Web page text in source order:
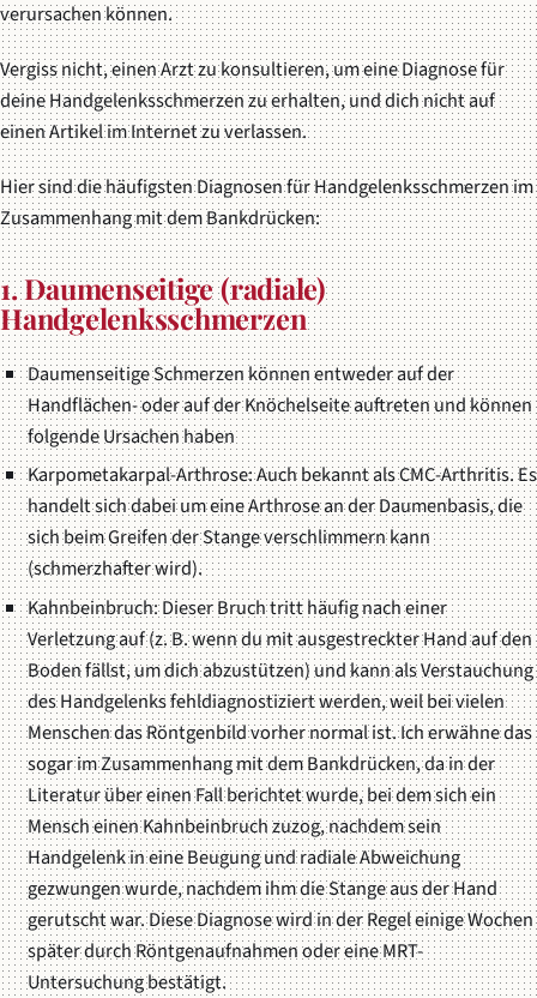
verursachen können.
Vergiss nicht, einen Arzt zu konsultieren, um eine Diagnose für
deine Handgelenksschmerzen zu erhalten, und dich nicht auf
einen Artikel im Internet zu verlassen.
Hier sind die häufigsten Diagnosen für Handgelenksschmerzen im
Zusammenhang mit dem Bankdrücken:
1. Daumenseitige (radiale)
Handgelenksschmerzen
Daumenseitige Schmerzen können entweder auf der
Handflächen- oder auf der Knöchelseite auftreten und können
folgende Ursachen haben
Karpometakarpal-Arthrose: Auch bekannt als CMC-Arthritis. Es
handelt sich dabei um eine Arthrose an der Daumenbasis, die
sich beim Greifen der Stange verschlimmern kann
(schmerzhafter wird).
Kahnbeinbruch: Dieser Bruch tritt häufig nach einer
Verletzung auf (z. B. wenn du mit ausgestreckter Hand auf den
Boden fällst, um dich abzustützen) und kann als Verstauchung
des Handgelenks fehldiagnostiziert werden, weil bei vielen
Menschen das Röntgenbild vorher normal ist. Ich erwähne das
sogar im Zusammenhang mit dem Bankdrücken, da in der
Literatur über einen Fall berichtet wurde, bei dem sich ein
Mensch einen Kahnbeinbruch zuzog, nachdem sein
Handgelenk in eine Beugung und radiale Abweichung
gezwungen wurde, nachdem ihm die Stange aus der Hand
gerutscht war. Diese Diagnose wird in der Regel einige Wochen
später durch Röntgenaufnahmen oder eine MRT-
Untersuchung bestätigt.